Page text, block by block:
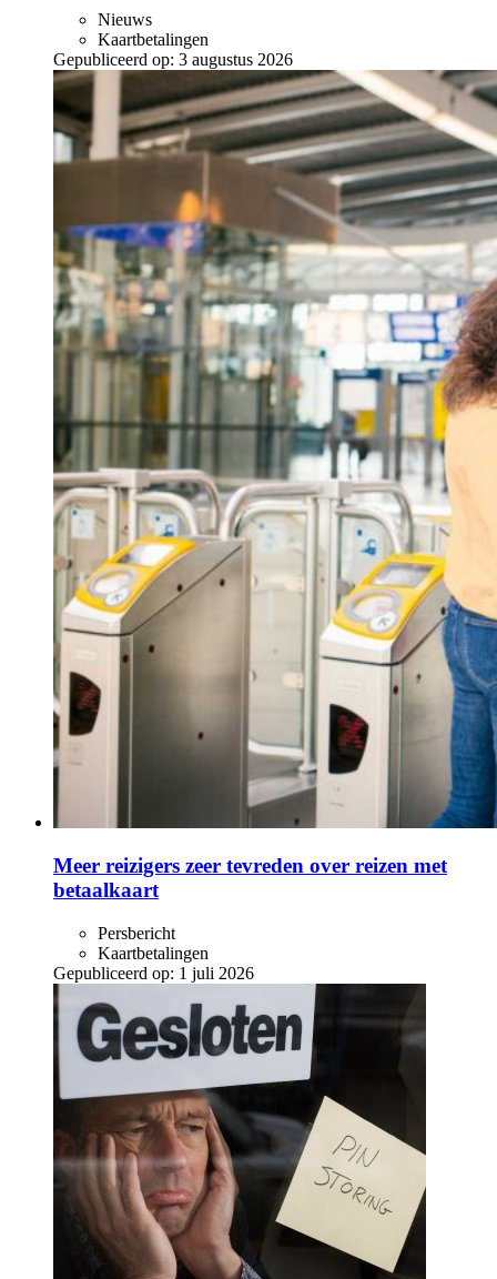
Nieuws
Kaartbetalingen
Gepubliceerd op: 3 augustus 2026
Meer reizigers zeer tevreden over reizen met
betaalkaart
Persbericht
Kaartbetalingen
Gepubliceerd op: 1 juli 2026